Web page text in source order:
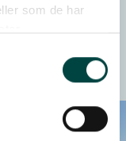
som de har